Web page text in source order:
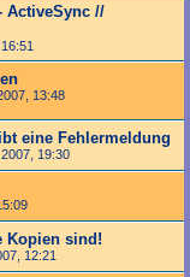
ActiveSync //
13:48
eine Fehlermeldung
19:30
Kopien sind!
12:21